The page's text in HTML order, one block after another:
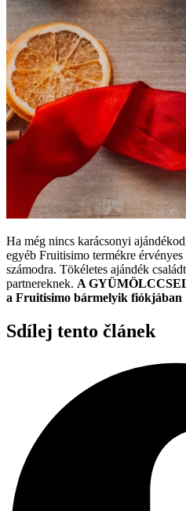
Ha még nincs karácsonyi
egyéb Fruitisimo termékre
számodra. Tökéletes ajándék
partnereknek. A
a Fruitisimo bármelyik fiókjában
Sdílej tento článek